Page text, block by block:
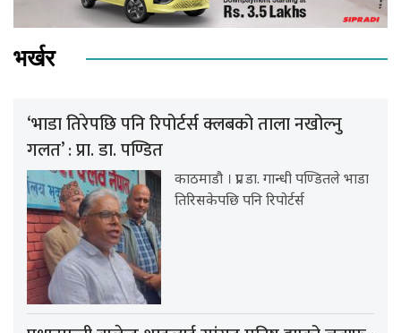
भर्खर
‘भाडा तिरेपछि पनि रिपोर्टर्स क्लबको ताला नखोल्नु
गलत’ : प्रा. डा. पण्डित
काठमाडौ । प्रा. डा. गान्धी पण्डितले भाडा
तिरिसकेपछि पनि रिपोर्टर्स